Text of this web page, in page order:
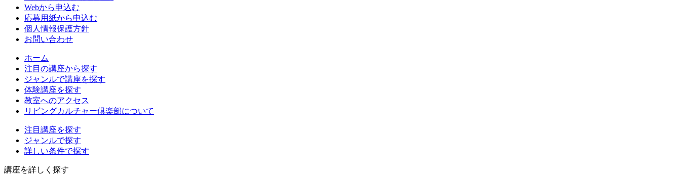
Webから申込む
応募用紙から申込む
個人情報保護方針
お問い合わせ
ホーム
注目の講座から探す
ジャンルで講座を探す
体験講座を探す
教室へのアクセス
リビングカルチャー倶楽部について
注目講座を探す
ジャンルで探す
詳しい条件で探す
講座を詳しく探す